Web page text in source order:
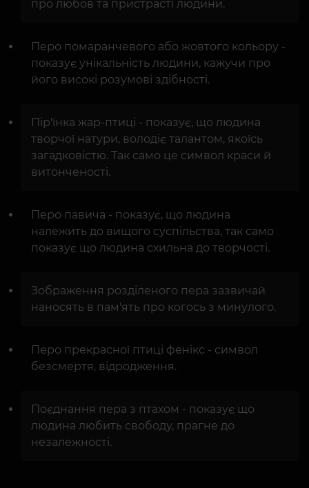
про любов та пристрасті людини.
Перо помаранчевого або жовтого кольору -
показує унікальність людини, кажучи про
його високі розумові здібності.
Пір'їнка жар-птиці - показує, що людина
творчої натури, володіє талантом, якоїсь
загадковістю. Так само це символ краси й
витонченості.
Перо павича - показує, що людина
належить до вищого суспільства, так само
показує що людина схильна до творчості.
Зображення розділеного пера зазвичай
наносять в пам'ять про когось з минулого.
Перо прекрасної птиці фенікс - символ
безсмертя, відродження.
Поєднання пера з птахом - показує що
людина любить свободу, прагне до
незалежності.